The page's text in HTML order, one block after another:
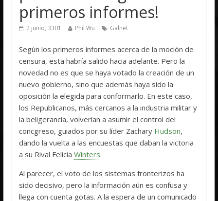
primeros informes!
2 junio, 3301 Phil Wu Galnet
Según los primeros informes acerca de la moción de
censura, esta habría salido hacia adelante. Pero la
novedad no es que se haya votado la creación de un
nuevo gobierno, sino que además haya sido la
oposición la elegida para conformarlo. En este caso,
los Republicanos, más cercanos a la industria militar y
la beligerancia, volverían a asumir el control del
concgreso, guiados por su líder Zachary Hudson,
dando la vuelta a las encuestas que daban la victoria
a su Rival FeliciaWinters.
Al parecer, el voto de los sistemas fronterizos ha
sido decisivo, pero la información aún es confusa y
llega con cuenta gotas. A la espera de un comunicado